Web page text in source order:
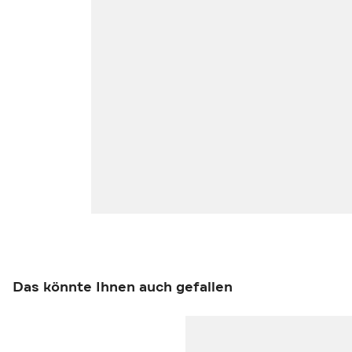
Das könnte Ihnen auch gefallen